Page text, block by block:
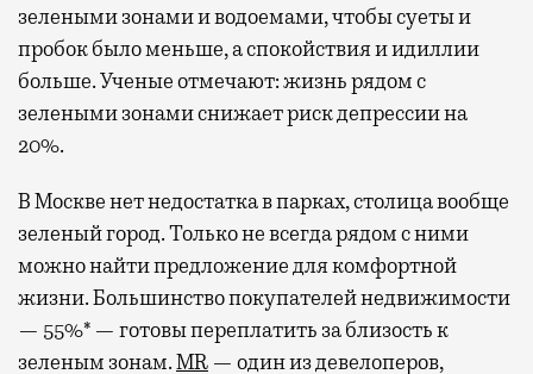
зелеными зонами и водоемами, чтобы суеты и
пробок было меньше, а спокойствия и идиллии
больше. Ученые отмечают: жизнь рядом с
зелеными зонами снижает риск депрессии на
20%.
В Москве нет недостатка в парках, столица вообще
зеленый город. Только не всегда рядом с ними
можно найти предложение для комфортной
жизни. Большинство покупателей недвижимости
— 55%* — готовы переплатить за близость к
зеленым зонам.MR — один из девелоперов,